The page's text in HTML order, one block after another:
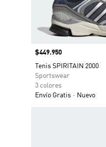
Precio
$449.950
Tenis SPIRITAIN 2000
Sportswear
3 colores
Envío Gratis
Nuevo